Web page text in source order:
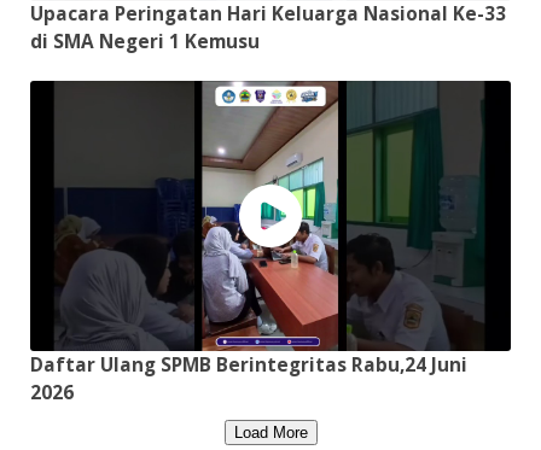
Upacara Peringatan Hari Keluarga Nasional Ke-33
di SMA Negeri 1 Kemusu
Daftar Ulang SPMB Berintegritas Rabu,24 Juni
2026
Load More